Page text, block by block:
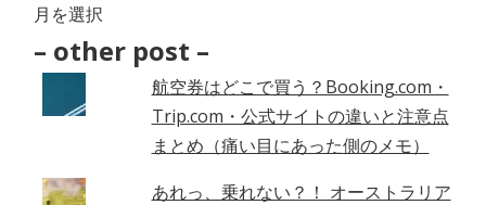
–
Archives
– other post –
航空券はどこで買う？Booking.com・
Trip.com・公式サイトの違いと注意点
まとめ（痛い目にあった側のメモ）
あれっ、乗れない？！ オーストラリア